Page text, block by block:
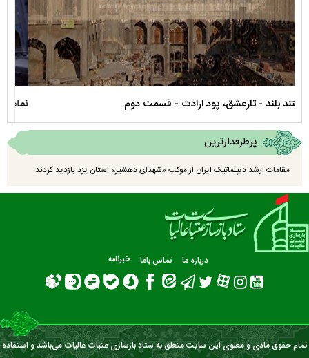
نماهنگ صحن حضرت زهرا سلام الله علیها
پرطرفدارترین
مقامات ارشد دیپلماتیک ایران از موکب «شهدای دهشیر» استان یزد بازدید کردند
درباره ما تماس باما خبرنامه
تمام حقوق مادی و معنوی این سایت متعلق به ستاد بازسازی عتبات عالیات می‌باشد و استفاده